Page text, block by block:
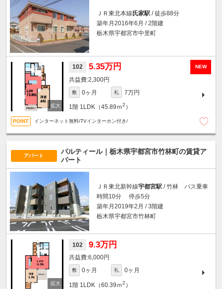
ＪＲ東北本線 氏家駅 / 徒歩88分
築年月2016年6月 / 2階建
栃木県宇都宮市中里町
NEW
102 5.35万円
2,300円
敷 0ヶ月 礼 7万円
1階 1LDK（45.89ｍ2 ）
インターネット無料/TVインターホン付き/
アパート
パルティール｜栃木県宇都宮市竹林町の賃貸ア
パート
ＪＲ東北新幹線宇都宮駅 / 竹林 バス乗車
時間10分 停歩5分
築年月2019年2月 / 3階建
栃木県宇都宮市竹林町
102 9.3万円
6,000円
敷 0ヶ月 礼 0ヶ月
1階 1LDK（60.39ｍ2 ）